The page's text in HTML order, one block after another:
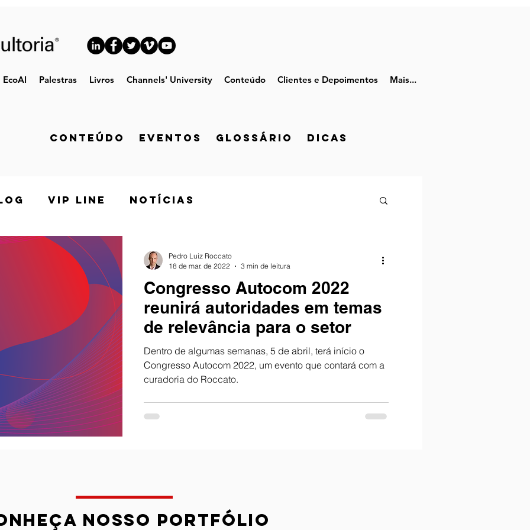
EcoAI Palestras Livros Channels' University Conteúdo Clientes e Depoimentos Mais...
CONTEÚDO Eventos Glossário Dicas
VIP Line Notícias
Congresso Autocom 2022
reunirá autoridades em temas
de relevância para o setor
Dentro de algumas semanas, 5 de abril, terá início o
Congresso Autocom 2022, um evento que contará com a
curadoria do Roccato.
Pedro Luiz Roccato
18 de mar. de 2022
3 min de leitura
nosso portfólio